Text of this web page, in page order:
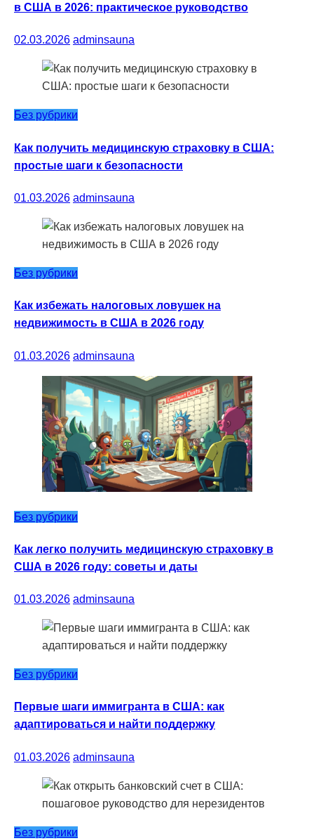
в США в 2026: практическое руководство
02.03.2026 adminsauna
Без рубрики
Как получить медицинскую страховку в США:
простые шаги к безопасности
01.03.2026 adminsauna
Без рубрики
Как избежать налоговых ловушек на
недвижимость в США в 2026 году
01.03.2026 adminsauna
Без рубрики
Как легко получить медицинскую страховку в
США в 2026 году: советы и даты
01.03.2026 adminsauna
Без рубрики
Первые шаги иммигранта в США: как
адаптироваться и найти поддержку
01.03.2026 adminsauna
Без рубрики